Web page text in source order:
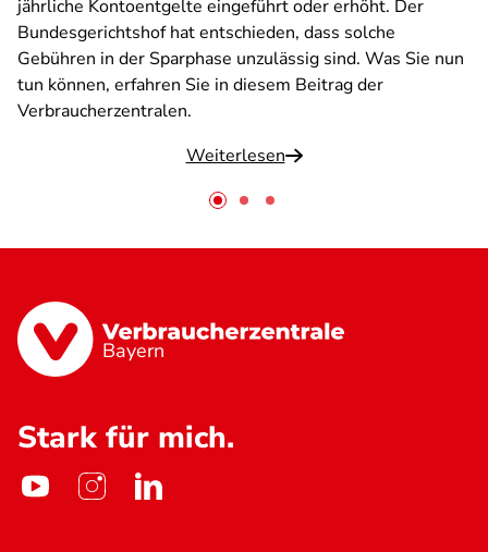
jährliche Kontoentgelte eingeführt oder erhöht. Der
Bundesgerichtshof hat entschieden, dass solche
Gebühren in der Sparphase unzulässig sind. Was Sie nun
tun können, erfahren Sie in diesem Beitrag der
Verbraucherzentralen.
Weiterlesen
Bayern
Stark für mich.